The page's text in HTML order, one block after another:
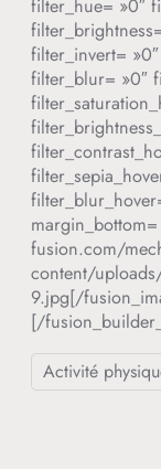
filter_hue= »0″
filter_invert=
filter_blur= »0″
fusion.com/
content/
9.jpg[/
[/
Activité